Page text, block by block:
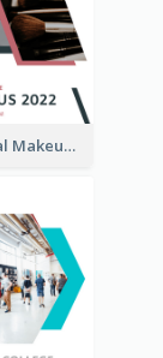
Professional Makeup School Prospectus